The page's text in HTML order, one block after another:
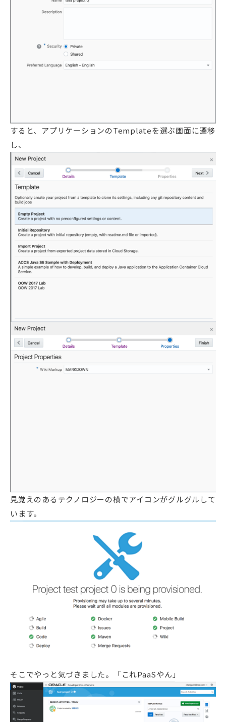
すると、アプリケーションのTemplateを選ぶ画面に遷移
し、
見覚えのあるテクノロジーの横でアイコンがグルグルして
います。
そこでやっと気づきました。「これPaaSやん」